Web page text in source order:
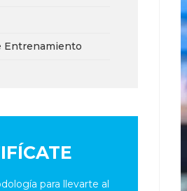
Entrenamiento
para llevarte al